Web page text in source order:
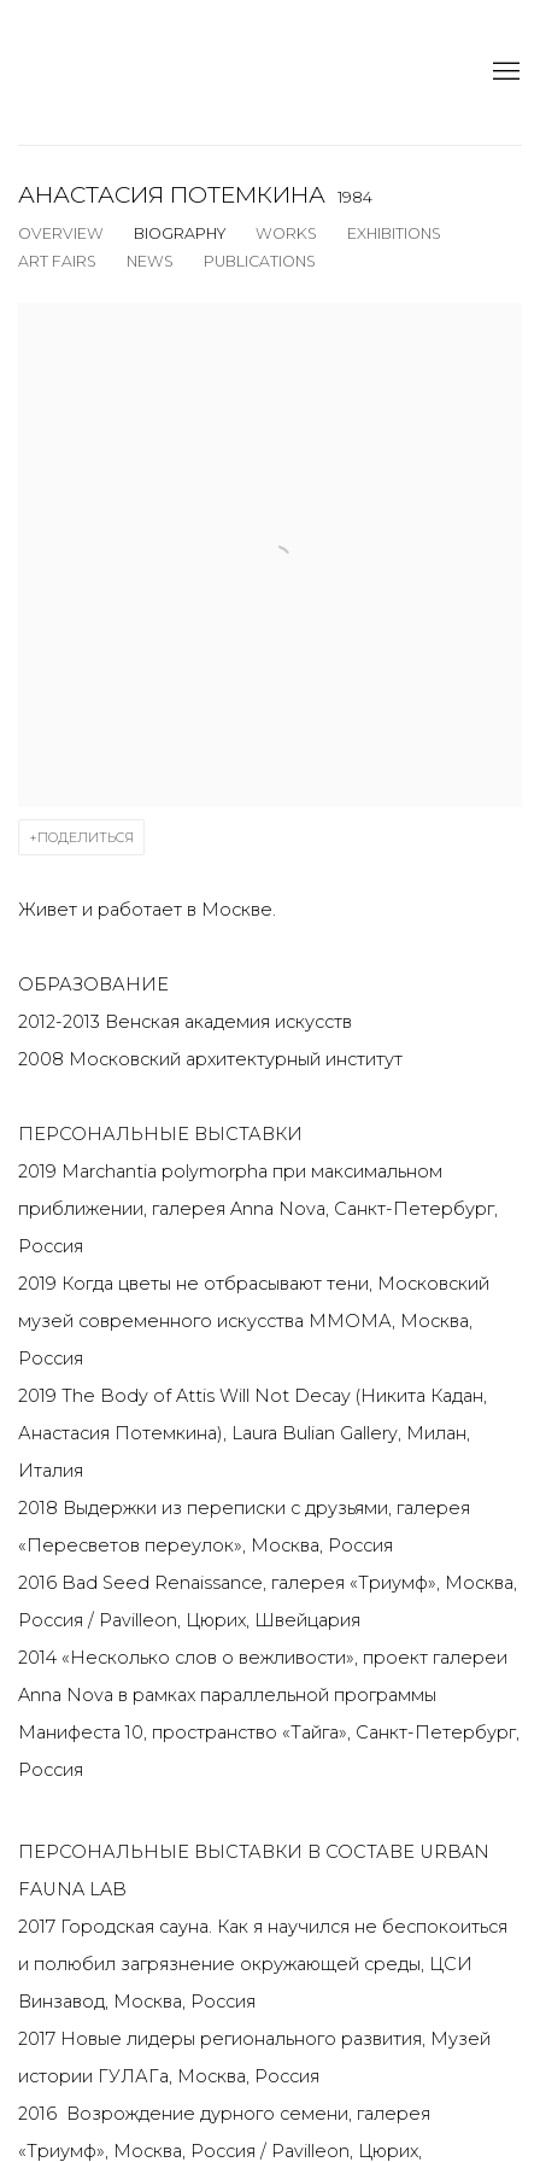
АНАСТАСИЯ ПОТЕМКИНА
1984
OVERVIEW
BIOGRAPHY WORKS
EXHIBITIONS
ART FAIRS
NEWS PUBLICATIONS
ПОДЕЛИТЬСЯ
Живет и работает в Москве.
ОБРАЗОВАНИЕ
2012-2013 Венская академия искусств
2008 Московский архитектурный институт
ПЕРСОНАЛЬНЫЕ ВЫСТАВКИ
2019 Marchantia polymorpha при максимальном
приближении, галерея Anna Nova, Санкт-Петербург,
Россия
2019 Когда цветы не отбрасывают тени, Московский
музей современного искусства ММОМА, Москва,
Россия
2019 The Body of Attis Will Not Decay (Никита Кадан,
Анастасия Потемкина), Laura Bulian Gallery, Милан,
Италия
2018 Выдержки из переписки с друзьями, галерея
«Пересветов переулок», Москва, Россия
2016 Bad Seed Renaissance, галерея «Триумф», Москва,
Россия / Pavilleon, Цюрих, Швейцария
2014 «Несколько слов о вежливости», проект галереи
Anna Nova в рамках параллельной программы
Манифеста 10, пространство «Тайга», Санкт-Петербург,
Россия
ПЕРСОНАЛЬНЫЕ ВЫСТАВКИ В СОСТАВЕ URBAN
FAUNA LAB
2017 Городская сауна. Как я научился не беспокоиться
и полюбил загрязнение окружающей среды, ЦСИ
Винзавод, Москва, Россия
2017 Новые лидеры регионального развития, Музей
истории ГУЛАГа, Москва, Россия
2016 Возрождение дурного семени, галерея
«Триумф», Москва, Россия / Pavilleon, Цюрих,